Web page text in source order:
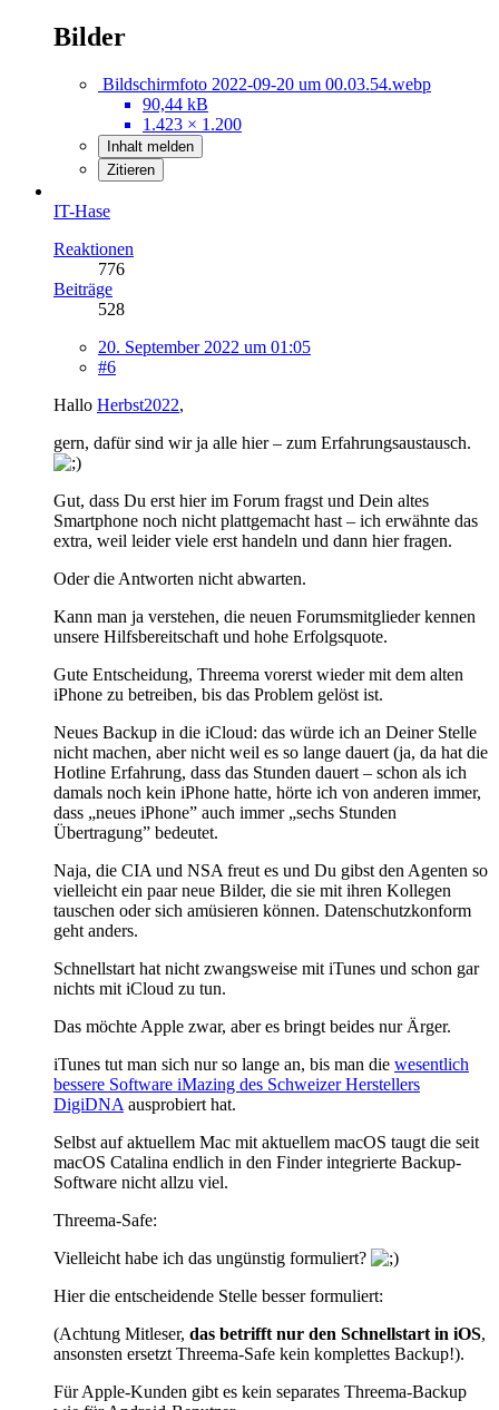
Bilder
Bildschirmfoto 2022-09-20 um 00.03.54.webp
90,44 kB
1.423 × 1.200
Inhalt melden
Zitieren
IT-Hase
Reaktionen
776
Beiträge
528
20. September 2022 um 01:05
#6
Hallo Herbst2022,
gern, dafür sind wir ja alle hier – zum Erfahrungsaustausch.
Gut, dass Du erst hier im Forum fragst und Dein altes
Smartphone noch nicht plattgemacht hast – ich erwähnte das
extra, weil leider viele erst handeln und dann hier fragen.
Oder die Antworten nicht abwarten.
Kann man ja verstehen, die neuen Forumsmitglieder kennen
unsere Hilfsbereitschaft und hohe Erfolgsquote.
Gute Entscheidung, Threema vorerst wieder mit dem alten
iPhone zu betreiben, bis das Problem gelöst ist.
Neues Backup in die iCloud: das würde ich an Deiner Stelle
nicht machen, aber nicht weil es so lange dauert (ja, da hat die
Hotline Erfahrung, dass das Stunden dauert – schon als ich
damals noch kein iPhone hatte, hörte ich von anderen immer,
dass „neues iPhone” auch immer „sechs Stunden
Übertragung” bedeutet.
Naja, die CIA und NSA freut es und Du gibst den Agenten so
vielleicht ein paar neue Bilder, die sie mit ihren Kollegen
tauschen oder sich amüsieren können. Datenschutzkonform
geht anders.
Schnellstart hat nicht zwangsweise mit iTunes und schon gar
nichts mit iCloud zu tun.
Das möchte Apple zwar, aber es bringt beides nur Ärger.
iTunes tut man sich nur so lange an, bis man die wesentlich
bessere Software iMazing des Schweizer Herstellers
DigiDNA ausprobiert hat.
Selbst auf aktuellem Mac mit aktuellem macOS taugt die seit
macOS Catalina endlich in den Finder integrierte Backup-
Software nicht allzu viel.
Threema-Safe:
Vielleicht habe ich das ungünstig formuliert?
Hier die entscheidende Stelle besser formuliert:
(Achtung Mitleser, das betrifft nur den Schnellstart in iOS,
ansonsten ersetzt Threema-Safe kein komplettes Backup!).
Für Apple-Kunden gibt es kein separates Threema-Backup